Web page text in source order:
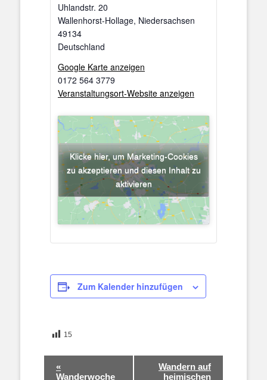
Uhlandstr. 20
Wallenhorst-Hollage, Niedersachsen
49134
Deutschland
Google Karte anzeigen
0172 564 3779
Veranstaltungsort-Website anzeigen
Klicke hier, um Marketing-Cookies
zu akzeptieren und diesen Inhalt zu
aktivieren
Zum Kalender hinzufügen
15
Navigation
«
Wanderwoche
Wandern auf
heimischen